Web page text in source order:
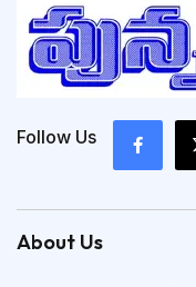
Follow Us
About Us